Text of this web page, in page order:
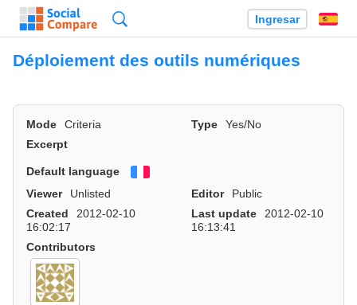
Ingresar
Déploiement des outils numériques
Mode Criteria Type
Yes/No
Excerpt
Default language
Viewer
Unlisted Editor
Public
Created
2012-02-10
16:02:17
Last update
2012-02-10
16:13:41
Contributors